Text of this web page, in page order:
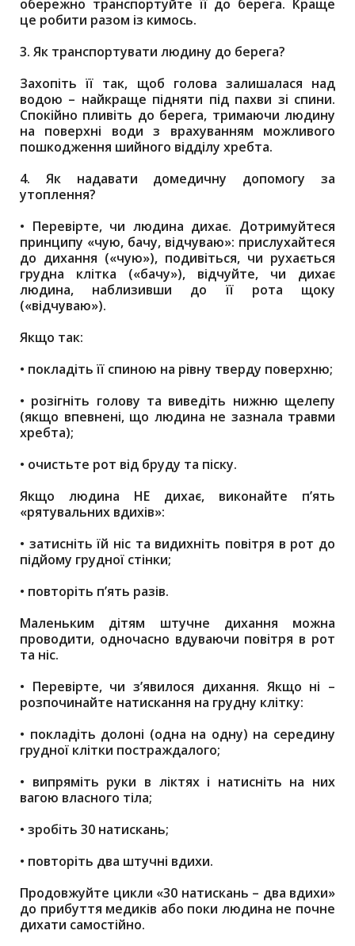
обережно транспортуйте її до берега. Краще
це робити разом із кимось.
3. Як транспортувати людину до берега?
Захопіть її так, щоб голова залишалася над
водою – найкраще підняти під пахви зі спини.
Спокійно пливіть до берега, тримаючи людину
на поверхні води з врахуванням можливого
пошкодження шийного відділу хребта.
4. Як надавати домедичну допомогу за
утоплення?
• Перевірте, чи людина дихає. Дотримуйтеся
принципу «чую, бачу, відчуваю»: прислухайтеся
до дихання («чую»), подивіться, чи рухається
грудна клітка («бачу»), відчуйте, чи дихає
людина, наблизивши до її рота щоку
(«відчуваю»).
Якщо так:
• покладіть її спиною на рівну тверду поверхню;
• розігніть голову та виведіть нижню щелепу
(якщо впевнені, що людина не зазнала травми
хребта);
• очистьте рот від бруду та піску.
Якщо людина НЕ дихає, виконайте пʼять
«рятувальних вдихів»:
• затисніть їй ніс та видихніть повітря в рот до
підйому грудної стінки;
• повторіть пʼять разів.
Маленьким дітям штучне дихання можна
проводити, одночасно вдуваючи повітря в рот
та ніс.
• Перевірте, чи з’явилося дихання. Якщо ні –
розпочинайте натискання на грудну клітку:
• покладіть долоні (одна на одну) на середину
грудної клітки постраждалого;
• випряміть руки в ліктях і натисніть на них
вагою власного тіла;
• зробіть 30 натискань;
• повторіть два штучні вдихи.
Продовжуйте цикли «30 натискань – два вдихи»
до прибуття медиків або поки людина не почне
дихати самостійно.